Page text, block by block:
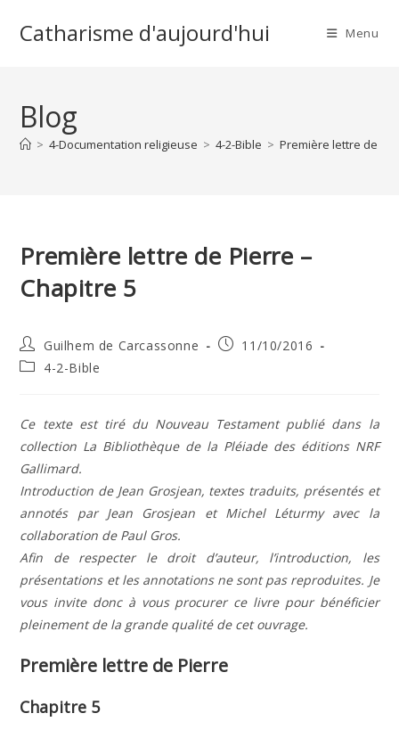
Catharisme d'aujourd'hui Menu
Blog
> 4-Documentation religieuse > 4-2-Bible > Première lettre de
Première lettre de Pierre –
Chapitre 5
Auteur/autrice
de
la
Guilhem de Carcassonne
Publication
11/10/2016
Post4-2-Bible
Ce texte est tiré du Nouveau Testament publié dans la
collection La Bibliothèque de la Pléiade des éditions NRF
Gallimard.
Introduction de Jean Grosjean, textes traduits, présentés et
annotés par Jean Grosjean et Michel Léturmy avec la
collaboration de Paul Gros.
Afin de respecter le droit d’auteur, l’introduction, les
présentations et les annotations ne sont pas reproduites. Je
vous invite donc à vous procurer ce livre pour bénéficier
pleinement de la grande qualité de cet ouvrage.
Première lettre de Pierre
Chapitre 5